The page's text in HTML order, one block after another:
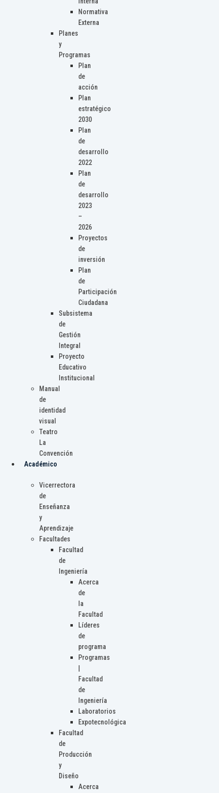
Normativa
Externa
Planes
y
Programas
Plan
de
acción
Plan
estratégico
2030
Plan
de
desarrollo
2022
Plan
de
desarrollo
2023
–
2026
Proyectos
de
inversión
Plan
de
Participación
Ciudadana
Subsistema
de
Gestión
Integral
Proyecto
Educativo
Institucional
Manual
de
identidad
visual
Teatro
La
Convención
Académico
Vicerrectora
de
Enseñanza
y
Aprendizaje
Facultades
Facultad
de
Ingeniería
Acerca
de
la
Facultad
Líderes
de
programa
Programas
Facultad
de
Ingeniería
Laboratorios
Expotecnológica
Facultad
de
Producción
y
Diseño
Acerca